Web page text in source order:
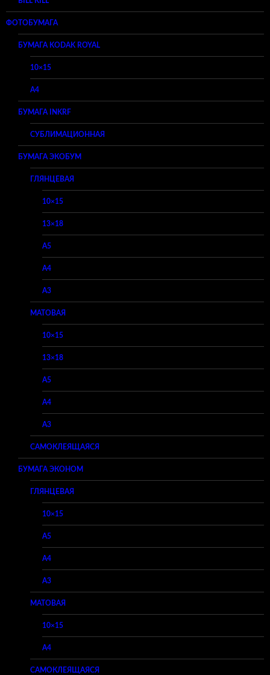
ФОТОБУМАГА
БУМАГА KODAK ROYAL
10×15
A4
БУМАГА INKRF
СУБЛИМАЦИОННАЯ
БУМАГА ЭКОБУМ
ГЛЯНЦЕВАЯ
10×15
13×18
A5
A4
A3
МАТОВАЯ
10×15
13×18
A5
A4
A3
САМОКЛЕЯЩАЯСЯ
БУМАГА ЭКОНОМ
ГЛЯНЦЕВАЯ
10×15
A5
A4
A3
МАТОВАЯ
10×15
A4
САМОКЛЕЯЩАЯСЯ